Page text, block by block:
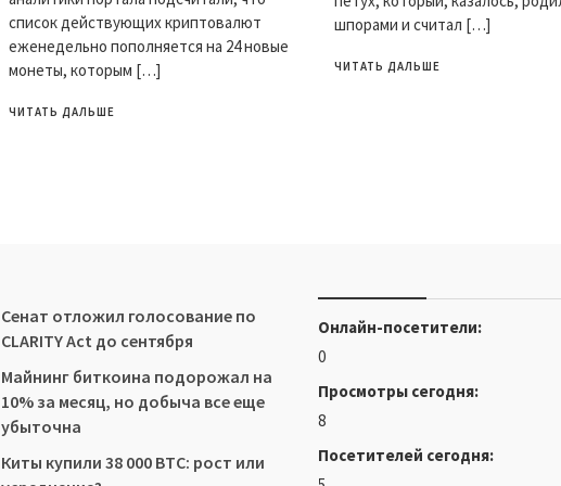
список действующих криптовалют
еженедельно пополняется на 24 новые
монеты, которым […]
ЧИТАТЬ ДАЛЬШЕ
шпорами и считал […]
ЧИТАТЬ ДАЛЬШЕ
Сенат отложил голосование по
CLARITY Act до сентября
Майнинг биткоина подорожал на
10% за месяц, но добыча все еще
убыточна
Киты купили 38 000 BTC: рост или
Онлайн-посетители:
0
Просмотры сегодня:
8
Посетителей сегодня: